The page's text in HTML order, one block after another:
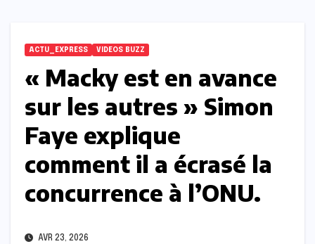
ACTU_EXPRESS VIDEOS BUZZ
« Macky est en avance
sur les autres » Simon
Faye explique
comment il a écrasé la
concurrence à l’ONU.
AVR 23, 2026